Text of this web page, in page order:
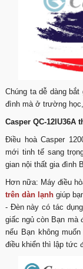
Chúng ta dễ dàng
đình mà ở trường học,
Casper QC-
Điều hoà Casper
mới tinh tế sang
gian nội thất gia đình
Hơn nữa: Máy điều
trên dàn lạnh giúp
- Đèn này có tác
giấc ngủ còn Bạn mà
nếu Bạn không
điều khiển thì lập tức